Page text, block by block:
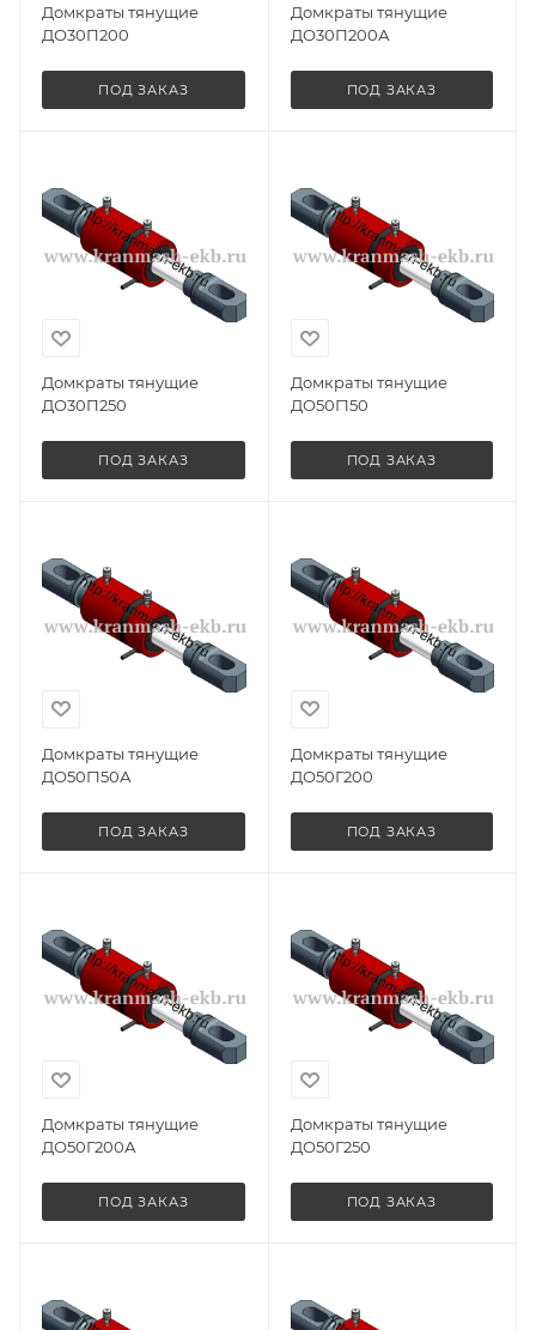
Домкраты тянущие
ДО30П200
ПОД ЗАКАЗ
Домкраты тянущие
ДО30П200А
ПОД ЗАКАЗ
Домкраты тянущие
ДО30П250
ПОД ЗАКАЗ
Домкраты тянущие
ДО50Г150
ПОД ЗАКАЗ
Домкраты тянущие
ДО50Г150А
ПОД ЗАКАЗ
Домкраты тянущие
ДО50Г200
ПОД ЗАКАЗ
Домкраты тянущие
ДО50Г200А
ПОД ЗАКАЗ
Домкраты тянущие
ДО50Г250
ПОД ЗАКАЗ